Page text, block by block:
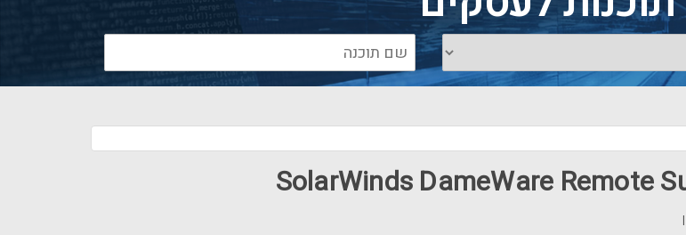
SolarWinds DameWare Remote